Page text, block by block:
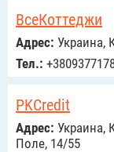
ВсеКоттеджи
Адрес: Украина,
Тел.:
PKCredit
Адрес: Украина,
Поле, 14/55